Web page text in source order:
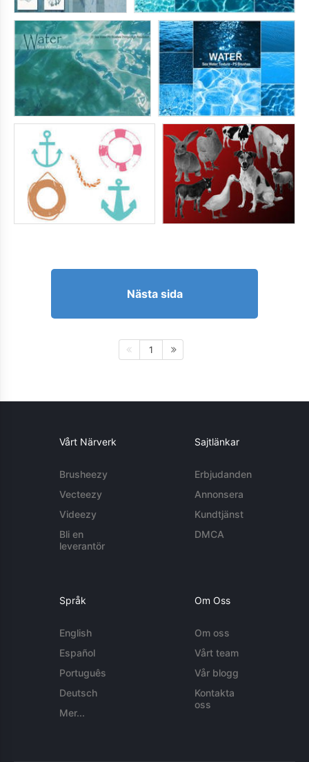
Nästa sida
1
Vårt Närverk
Brusheezy
Vecteezy
Videezy
Bli en
leverantör
Sajtlänkar
Erbjudanden
Annonsera
Kundtjänst
DMCA
Språk
English
Español
Português
Deutsch
Mer...
Om Oss
Om oss
Vårt team
Vår blogg
Kontakta
oss